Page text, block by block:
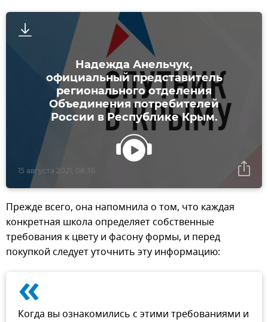
Надежда Анельчук,
официальный представитель
регионального отделения
Объединения потребителей
России в Республике Крым.
15 августа 2021, 08:36
Прежде всего, она напомнила о том, что каждая
конкретная школа определяет собственные
требования к цвету и фасону формы, и перед
покупкой следует уточнить эту информацию:
«
Когда вы ознакомились с этими требованиями и